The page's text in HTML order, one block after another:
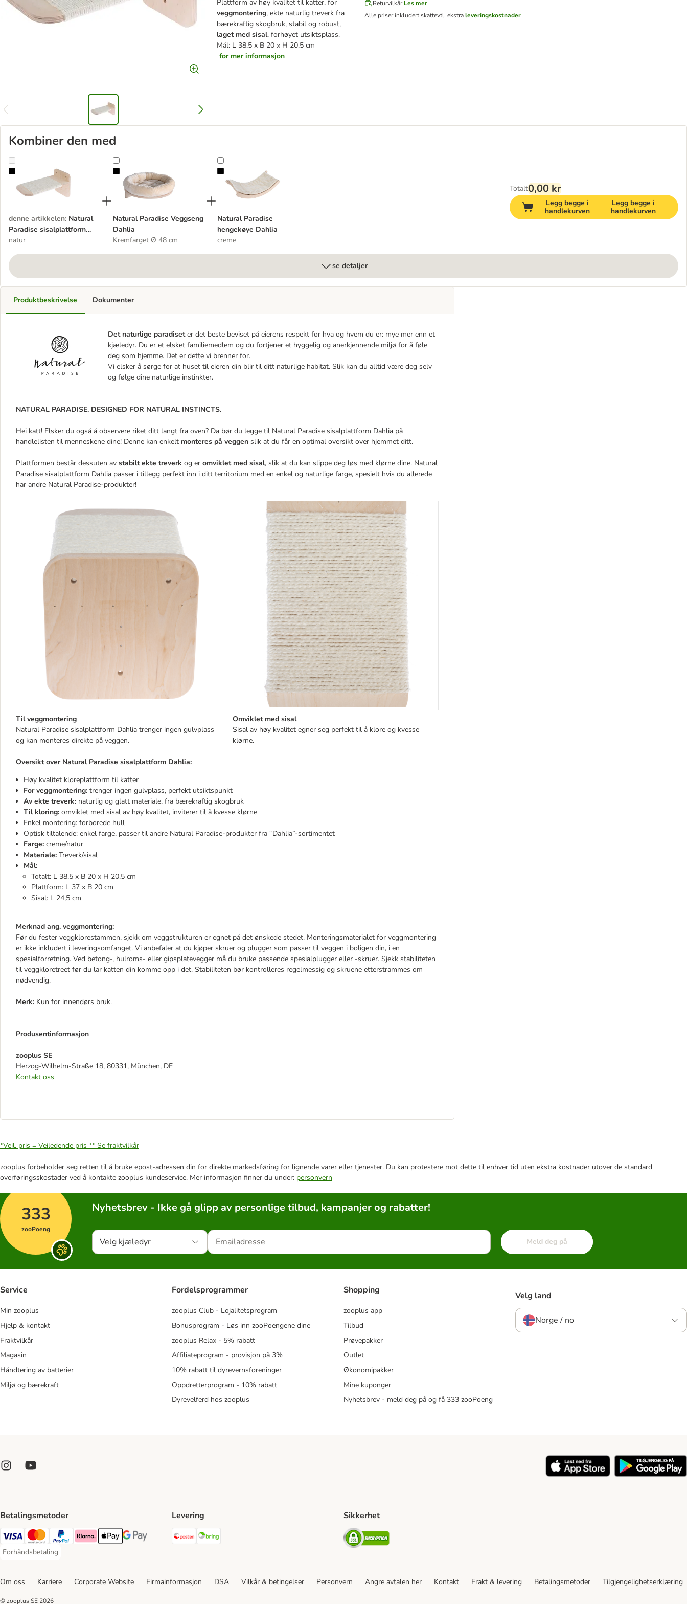
Plattform av høy kvalitet til katter, for
veggmontering, ekte naturlig treverk fra
bærekraftig skogbruk, stabil og robust,
laget med sisal, forhøyet utsiktsplass.
Mål: L 38,5 x B 20 x H 20,5 cm
for mer informasjon
Returvilkår Les mer
Alle priser inkludert skattevtl. ekstraleveringskostnader
Kombiner den med
Natural Paradise sisalplattform Dahlia
denne artikkelen: Natural
Paradise sisalplattform
Dahlia
natur
Natural Paradise Veggseng Dahlia
Natural Paradise Veggseng
Dahlia
Kremfarget Ø 48 cm
Natural Paradise hengekøye Dahlia
Natural Paradise
hengekøye Dahlia
creme
Totalt0,00 kr
Legg begge i
handlekurven
Legg begge i
handlekurven
se detaljer
Produktbeskrivelse
Det naturlige paradiseter det beste beviset på eierens respekt for hva og hvem du er: mye mer enn et
kjæledyr. Du er et elsket familiemedlem og du fortjener et hyggelig og anerkjennende miljø for å føle
deg som hjemme. Det er dette vi brenner for.
Vi elsker å sørge for at huset til eieren din blir til ditt naturlige habitat. Slik kan du alltid være deg selv
og følge dine naturlige instinkter.
NATURAL PARADISE. DESIGNED FOR NATURAL INSTINCTS.
Hei katt! Elsker du også å observere riket ditt langt fra oven? Da bør du legge til Natural Paradise sisalplattform Dahlia på
handlelisten til menneskene dine! Denne kan enkelt monteres på veggen slik at du får en optimal oversikt over hjemmet ditt.
Plattformen består dessuten av stabilt ekte treverk og er omviklet med sisal, slik at du kan slippe deg løs med klørne dine. Natural
Paradise sisalplattform Dahlia passer i tillegg perfekt inn i ditt territorium med en enkel og naturlige farge, spesielt hvis du allerede
har andre Natural Paradise-produkter!
Til veggmontering
Natural Paradise sisalplattform Dahlia trenger ingen gulvplass
og kan monteres direkte på veggen.
Omviklet med sisal
Sisal av høy kvalitet egner seg perfekt til å klore og kvesse
klørne.
Oversikt over Natural Paradise sisalplattform Dahlia:
Høy kvalitet kloreplattform til katter
For veggmontering: trenger ingen gulvplass, perfekt utsiktspunkt
Av ekte treverk: naturlig og glatt materiale, fra bærekraftig skogbruk
Til kloring: omviklet med sisal av høy kvalitet, inviterer til å kvesse klørne
Enkel montering: forborede hull
Optisk tiltalende: enkel farge, passer til andre Natural Paradise-produkter fra “Dahlia”-sortimentet
Farge: creme/natur
Materiale: Treverk/sisal
Mål:
Totalt: L 38,5 x B 20 x H 20,5 cm
Plattform: L 37 x B 20 cm
Sisal: L 24,5 cm
Merknad ang. veggmontering:
Før du fester veggklorestammen, sjekk om veggstrukturen er egnet på det ønskede stedet. Monteringsmaterialet for veggmontering
er ikke inkludert i leveringsomfanget. Vi anbefaler at du kjøper skruer og plugger som passer til veggen i boligen din, i en
spesialforretning. Ved betong-, hulroms- eller gipsplatevegger må du bruke passende spesialplugger eller -skruer. Sjekk stabiliteten
til veggkloretreet før du lar katten din komme opp i det. Stabiliteten bør kontrolleres regelmessig og skruene etterstrammes om
nødvendig.
Merk: Kun for innendørs bruk.
Produsentinformasjon
zooplus SE
Herzog-Wilhelm-Straße 18, 80331, München, DE
Kontakt oss
Dokumenter
*Veil. pris = Veiledende pris ** Se fraktvilkår
zooplus forbeholder seg retten til å bruke epost-adressen din for direkte markedsføring for lignende varer eller tjenester. Du kan protestere mot dette til enhver tid uten ekstra kostnader utover de standard
overføringsskostader ved å kontakte zooplus kundeservice. Mer informasjon finner du under: personvern
333
zooPoeng
Nyhetsbrev - Ikke gå glipp av personlige tilbud, kampanjer og rabatter!
Velg kjæledyr Meld deg på
Service
Min zooplus
Hjelp & kontakt
Fraktvilkår
Magasin
Håndtering av batterier
Miljø og bærekraft
Fordelsprogrammer
zooplus Club - Lojalitetsprogram
Bonusprogram - Løs inn zooPoengene dine
zooplus Relax - 5% rabatt
Affiliateprogram - provisjon på 3%
10% rabatt til dyrevernsforeninger
Oppdretterprogram - 10% rabatt
Dyrevelferd hos zooplus
Shopping
zooplus app
Tilbud
Prøvepakker
Outlet
Økonomipakker
Mine kuponger
Nyhetsbrev - meld deg på og få 333 zooPoeng
Velg land
Norge / no
Betalingsmetoder
Visa Payment Method
Mastercard Payment Method
PayPal Payment Method
Klarna Payment Method
Apple Pay Payment Method
Google Pay Payment Method
Forhåndsbetaling
Forhåndsbetaling Payment Method
Levering
Posten Shipping Method
Sikkerhet
Security
Om oss Karriere Corporate Website Firmainformasjon DSA Vilkår & betingelser Personvern Angre avtalen her Kontakt Frakt & levering Betalingsmetoder Tilgjengelighetserklæring
© zooplus SE 2026